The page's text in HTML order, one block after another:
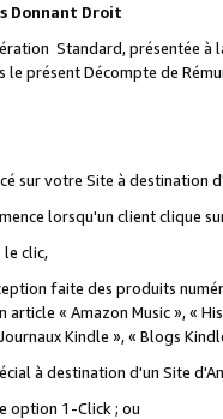
Donnant Droit
Standard, présentée
le présent Décompte de
sur votre Site à destination
lorsqu'un client clique
clic,
faite des produits
« Amazon Music », «
Kindle », « Blogs
à destination d'un Site
option 1-Click ; ou